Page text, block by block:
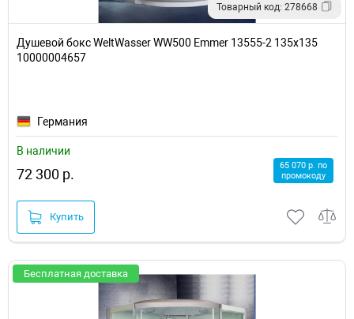
Товарный код: 278668
Душевой бокс WeltWasser WW500 Emmer 13555-2 135х135
10000004657
Германия
В наличии
72 300 р.
65 070 р. по
промокоду
Купить
Бесплатная доставка